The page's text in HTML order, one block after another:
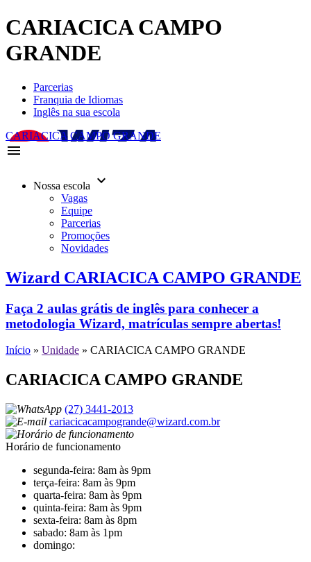
CARIACICA CAMPO
GRANDE
Parcerias
Franquia de Idiomas
Inglês na sua escola
CARIACICA CAMPO GRANDE
menu
Nossa escola keyboard_arrow_down
Vagas
Equipe
Parcerias
Promoções
Novidades
Wizard CARIACICA CAMPO GRANDE
Faça 2 aulas grátis de inglês para conhecer a
metodologia Wizard, matrículas sempre abertas!
Início » Unidade » CARIACICA CAMPO GRANDE
CARIACICA CAMPO GRANDE
(27) 3441-2013
cariacicacampogrande@wizard.com.br
Horário de funcionamento
segunda-feira: 8am às 9pm
terça-feira: 8am às 9pm
quarta-feira: 8am às 9pm
quinta-feira: 8am às 9pm
sexta-feira: 8am às 8pm
sabado: 8am às 1pm
domingo: